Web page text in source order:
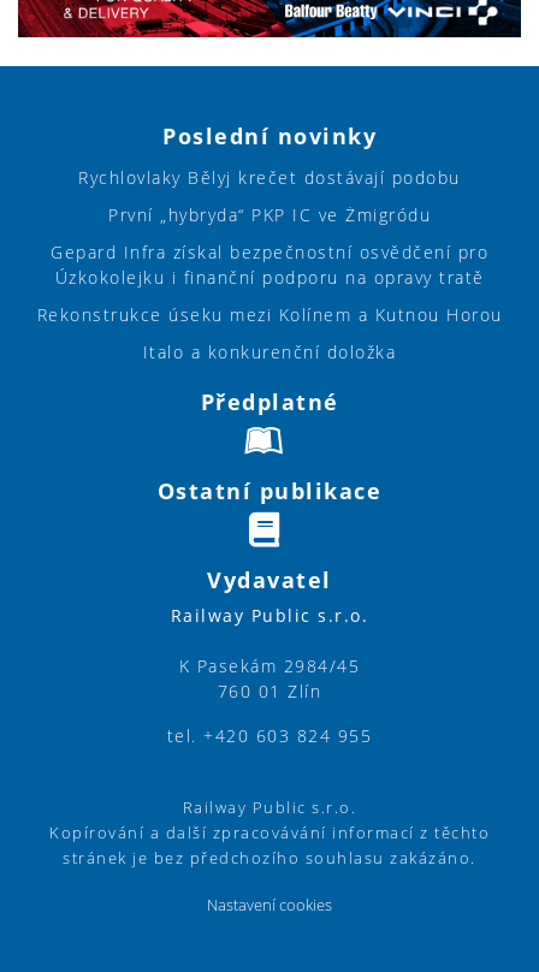
Poslední novinky
Rychlovlaky Bělyj krečet dostávají podobu
První „hybryda“ PKP IC ve Żmigródu
Gepard Infra získal bezpečnostní osvědčení pro
Úzkokolejku i finanční podporu na opravy tratě
Rekonstrukce úseku mezi Kolínem a Kutnou Horou
Italo a konkurenční doložka
Předplatné
Ostatní publikace
Vydavatel
Railway Public s.r.o.
K Pasekám 2984/45
760 01 Zlín
tel. +420 603 824 955
Railway Public s.r.o.
Kopírování a další zpracovávání informací z těchto
stránek je bez předchozího souhlasu zakázáno.
Nastavení cookies